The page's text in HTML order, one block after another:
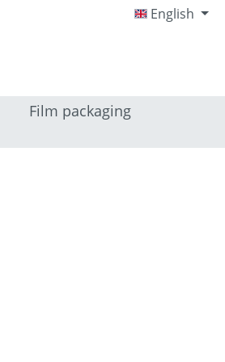
English
Film packaging